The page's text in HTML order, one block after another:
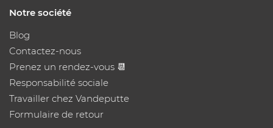
Notre société
Blog
Contactez-nous
Prenez un rendez-vous 📆
Responsabilité sociale
Travailler chez Vandeputte
Formulaire de retour